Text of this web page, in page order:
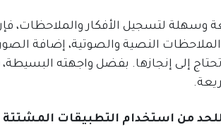
النصية والصوتية، إضافة
إلى إنجازها. بفضل واجهته البسيطة،